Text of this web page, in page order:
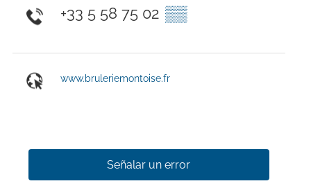
+33 5 58 75 02 ▒▒
www.bruleriemontoise.fr
Señalar un error